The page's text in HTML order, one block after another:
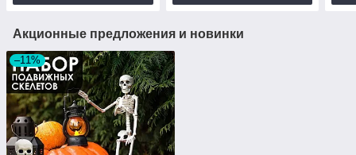
Акционные предложения и новинки
–11%